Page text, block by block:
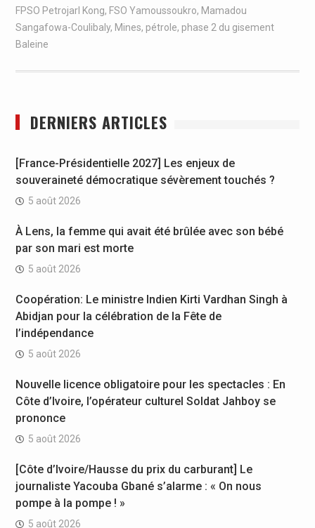
FPSO Petrojarl Kong, FSO Yamoussoukro, Mamadou
Sangafowa-Coulibaly, Mines, pétrole, phase 2 du gisement
Baleine
DERNIERS ARTICLES
[France-Présidentielle 2027] Les enjeux de
souveraineté démocratique sévèrement touchés ?
5 août 2026
À Lens, la femme qui avait été brûlée avec son bébé
par son mari est morte
5 août 2026
Coopération: Le ministre Indien Kirti Vardhan Singh à
Abidjan pour la célébration de la Fête de
l’indépendance
5 août 2026
Nouvelle licence obligatoire pour les spectacles : En
Côte d’Ivoire, l’opérateur culturel Soldat Jahboy se
prononce
5 août 2026
[Côte d’Ivoire/Hausse du prix du carburant] Le
journaliste Yacouba Gbané s’alarme : « On nous
pompe à la pompe ! »
5 août 2026